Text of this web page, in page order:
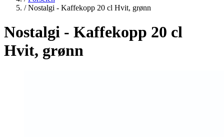
/ Nostalgi - Kaffekopp 20 cl Hvit, grønn
Nostalgi - Kaffekopp 20 cl
Hvit, grønn